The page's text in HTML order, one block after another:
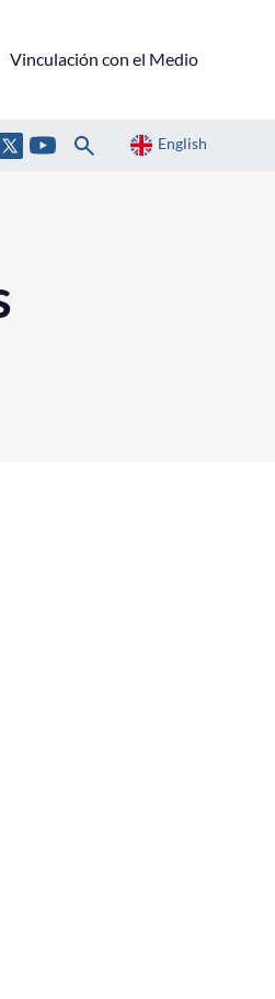
Vinculación con el Medio
English